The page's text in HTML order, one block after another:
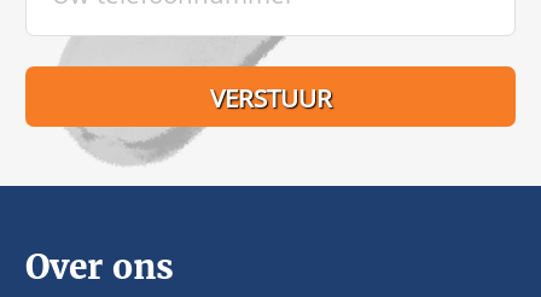
Over ons